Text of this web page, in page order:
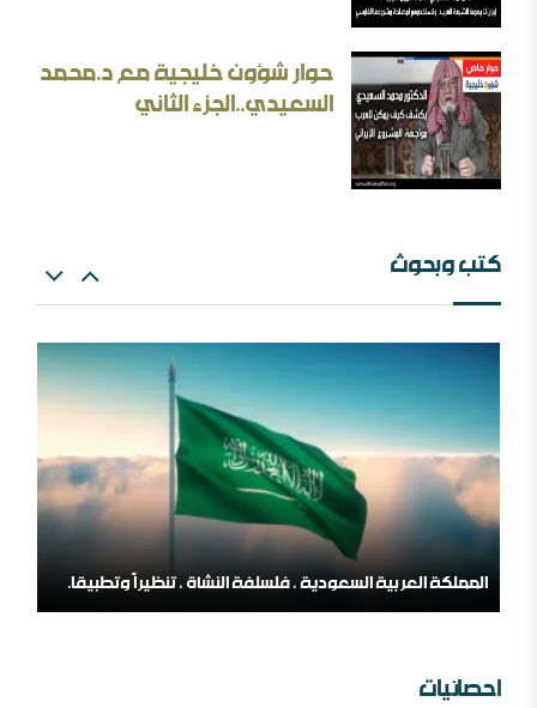
إيران المسكينة ورد على الأستاذ إلهامي وأحمد الريسوني
حوار شؤون خليجية مع د.محمد
السعيدي..الجزء الثاني
كتب وبحوث
البعث الاعتزالي وإسقاط العقل
المملكة العربية السعودية ، فلسلفة النشأة ، تنظيراً وتطبيقا.
احصائيات